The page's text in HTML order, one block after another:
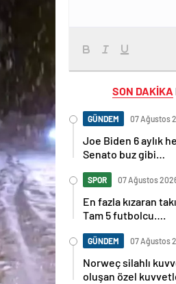
SON DAKİKA
GÜNDEM 07 Ağustos
Joe Biden 6 aylık
Senato buz gibi…
SPOR 07 Ağustos
En fazla kızaran
Tam 5 futbolcu….
GÜNDEM 07 Ağustos
Norweç silahlı
oluşan özel